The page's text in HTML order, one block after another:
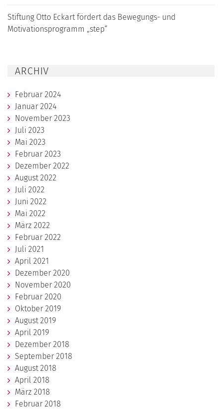
Stiftung Otto Eckart fördert das Bewegungs- und
Motivationsprogramm „step“
ARCHIV
Februar 2024
Januar 2024
November 2023
Juli 2023
Mai 2023
Februar 2023
Dezember 2022
August 2022
Juli 2022
Juni 2022
Mai 2022
März 2022
Februar 2022
Juli 2021
April 2021
Dezember 2020
November 2020
Februar 2020
Oktober 2019
August 2019
April 2019
Dezember 2018
September 2018
August 2018
April 2018
März 2018
Februar 2018